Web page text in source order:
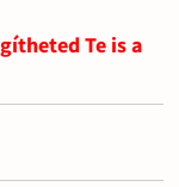
Te is a